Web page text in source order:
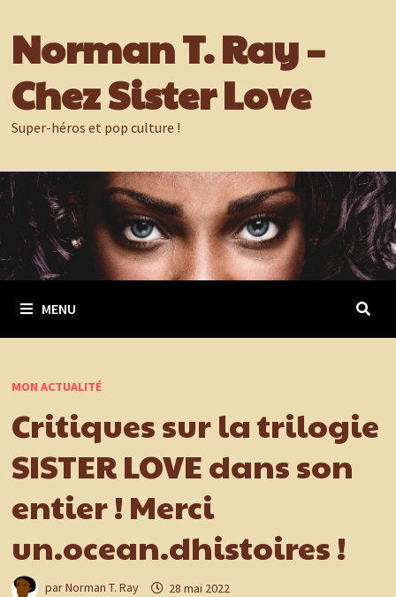
au
contenu
Norman T. Ray –
Chez Sister Love
Super-héros et pop culture !
MENU
MON ACTUALITÉ
Critiques sur la trilogie
SISTER LOVE dans son
entier ! Merci
un.ocean.dhistoires !
parNorman T. Ray 28 mai 2022